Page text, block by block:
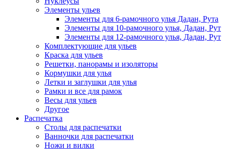
Элементы ульев
Элементы для 6-рамочного улья Дадан, Рута
Элементы для 10-рамочного улья, Дадан, Рут
Элементы для 12-рамочного улья, Дадан, Рут
Комплектующие для ульев
Краска для ульев
Решетки, панорамы и изоляторы
Кормушки для улья
Летки и заглушки для улья
Рамки и все для рамок
Весы для ульев
Другое
Распечатка
Столы для распечатки
Ванночки для распечатки
Ножи и вилки